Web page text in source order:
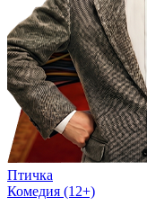
Птичка
Комедия (12+)